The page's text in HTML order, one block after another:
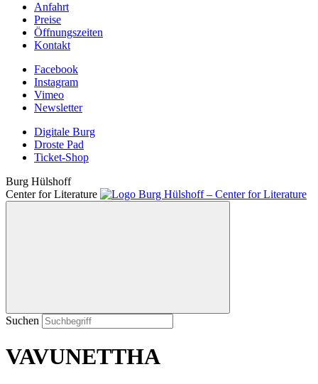
Anfahrt
Preise
Öffnungszeiten
Kontakt
Facebook
Instagram
Vimeo
Newsletter
Digitale Burg
Droste Pad
Ticket-Shop
Burg Hülshoff
Center for Literature
Suchen
VAVUNETTHA